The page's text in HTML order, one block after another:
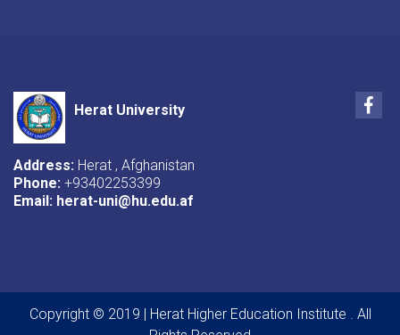
Herat University
Address: Herat , Afghanistan
Phone: +93402253399
Email: herat-uni@hu.edu.af
Copyright © 2019 | Herat Higher Education Institute . All